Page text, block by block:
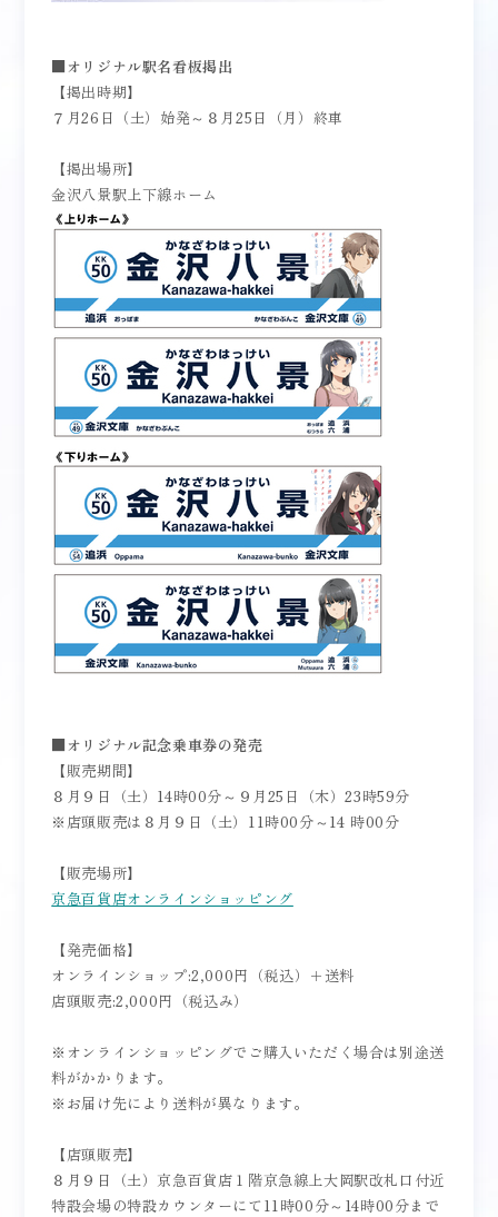
■オリジナル駅名看板掲出
【掲出時期】
７月26日（土）始発～８月25日（月）終車
【掲出場所】
金沢八景駅上下線ホーム
■オリジナル記念乗車券の発売
【販売期間】
８月９日（土）14時00分～９月25日（木）23時59分
※店頭販売は８月９日（土）11時00分～14 時00分
【販売場所】
京急百貨店オンラインショッピング
【発売価格】
オンラインショップ:2,000円（税込）＋送料
店頭販売:2,000円（税込み）
※オンラインショッピングでご購入いただく場合は別途送
料がかかります。
※お届け先により送料が異なります。
【店頭販売】
８月９日（土）京急百貨店１階京急線上大岡駅改札口付近
特設会場の特設カウンターにて11時00分～14時00分まで